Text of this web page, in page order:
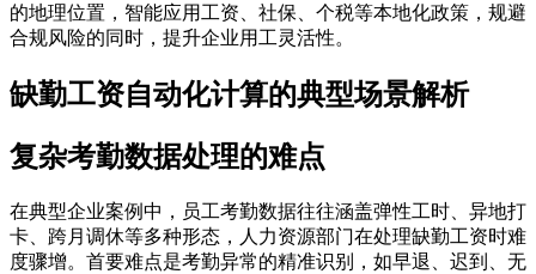
的地理位置，智能应用工资、社保、个税等本地化政策，规避
合规风险的同时，提升企业用工灵活性。
缺勤工资自动化计算的典型场景解析
复杂考勤数据处理的难点
在典型企业案例中，员工考勤数据往往涵盖弹性工时、异地打
卡、跨月调休等多种形态，人力资源部门在处理缺勤工资时难
度骤增。首要难点是考勤异常的精准识别，如早退、迟到、无